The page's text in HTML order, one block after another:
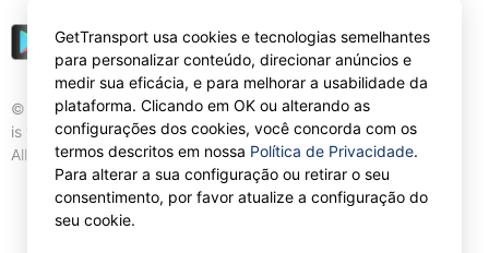
© Gettransport International Limited. GetTransport®
is trademark of Gettransport International Limited.
All rights reserved.
GetTransport usa cookies e tecnologias semelhantes
para personalizar conteúdo, direcionar anúncios e
medir sua eficácia, e para melhorar a usabilidade da
plataforma. Clicando em OK ou alterando as
configurações dos cookies, você concorda com os
termos descritos em nossa Política de Privacidade.
Para alterar a sua configuração ou retirar o seu
consentimento, por favor atualize a configuração do
seu cookie.